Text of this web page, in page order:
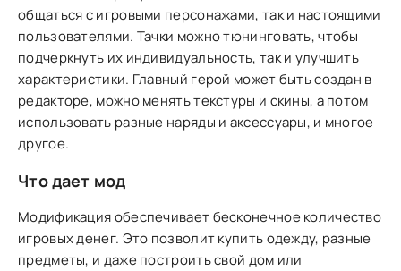
общаться с игровыми персонажами, так и настоящими
пользователями. Тачки можно тюнинговать, чтобы
подчеркнуть их индивидуальность, так и улучшить
характеристики. Главный герой может быть создан в
редакторе, можно менять текстуры и скины, а потом
использовать разные наряды и аксессуары, и многое
другое.
Что дает мод
Модификация обеспечивает бесконечное количество
игровых денег. Это позволит купить одежду, разные
предметы, и даже построить свой дом или